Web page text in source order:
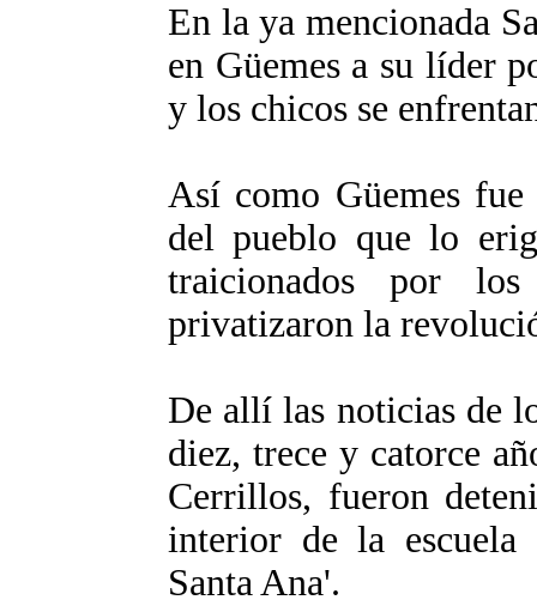
En la ya mencionada
en Güemes a su líder
y los chicos se
Así como Güemes
del pueblo que lo
traicionados por
privatizaron la
De allí las noticias de
diez, trece y catorce
Cerrillos, fueron
interior de la escuela
Santa Ana'.